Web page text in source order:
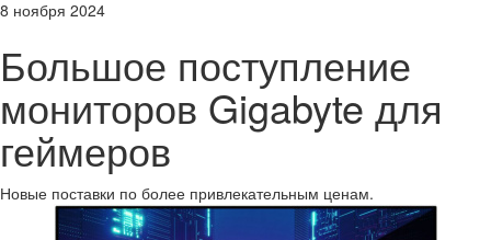
8 ноября 2024
Большое поступление
мониторов Gigabyte для
геймеров
Новые поставки по более привлекательным ценам.